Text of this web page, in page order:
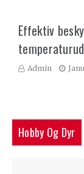
Effektiv
Admin
Hobby Og Dyr